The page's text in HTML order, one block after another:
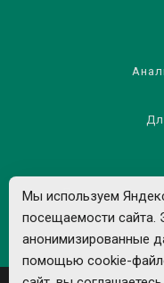
Правила
Политика
Мы используем
посещаемости сайта.
анонимизированные
помощью cookie-